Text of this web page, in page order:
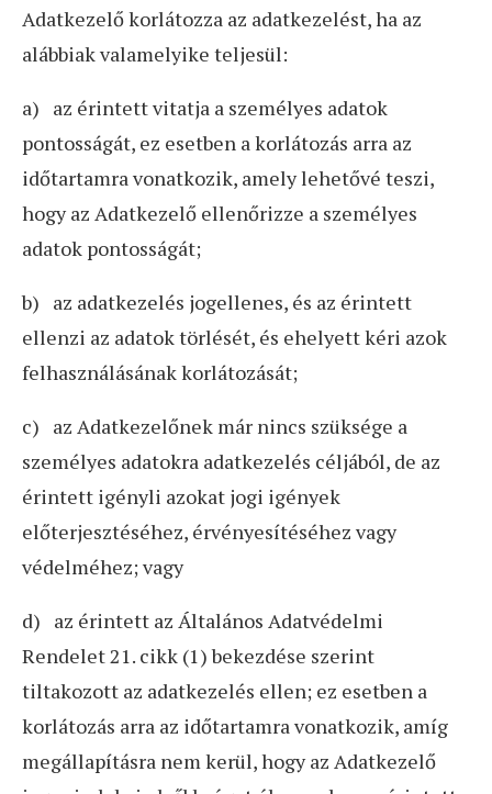
Adatkezelő korlátozza az adatkezelést, ha az
alábbiak valamelyike teljesül:
a) az érintett vitatja a személyes adatok
pontosságát, ez esetben a korlátozás arra az
időtartamra vonatkozik, amely lehetővé teszi,
hogy az Adatkezelő ellenőrizze a személyes
adatok pontosságát;
b) az adatkezelés jogellenes, és az érintett
ellenzi az adatok törlését, és ehelyett kéri azok
felhasználásának korlátozását;
c) az Adatkezelőnek már nincs szüksége a
személyes adatokra adatkezelés céljából, de az
érintett igényli azokat jogi igények
előterjesztéséhez, érvényesítéséhez vagy
védelméhez; vagy
d) az érintett az Általános Adatvédelmi
Rendelet 21. cikk (1) bekezdése szerint
tiltakozott az adatkezelés ellen; ez esetben a
korlátozás arra az időtartamra vonatkozik, amíg
megállapításra nem kerül, hogy az Adatkezelő